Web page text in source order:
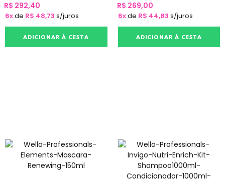
R$ 292,40
6xde R$ 48,73 s/juros
ADICIONAR À CESTA
R$ 269,00
6xde R$ 44,83 s/juros
ADICIONAR À CESTA